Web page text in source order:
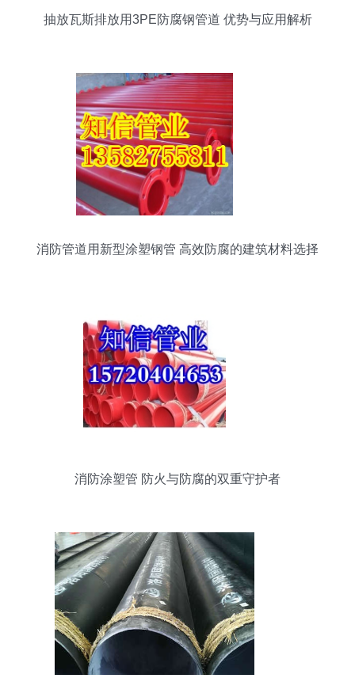
抽放瓦斯排放用3PE防腐钢管道 优势与应用解析
消防管道用新型涂塑钢管 高效防腐的建筑材料选择
消防涂塑管 防火与防腐的双重守护者